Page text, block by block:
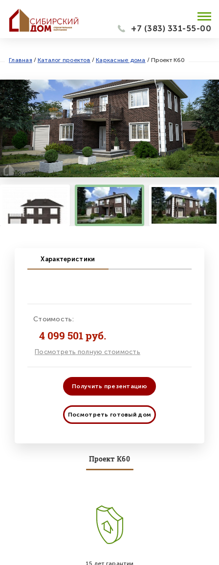
+7 (383) 331-55-00
Главная / Каталог проектов / Каркасные дома / Проект К60
Характеристики
Стоимость:
4 099 501 руб.
Посмотреть полную стоимость
Получить презентацию
Посмотреть готовый дом
Проект К60
15 лет гарантии